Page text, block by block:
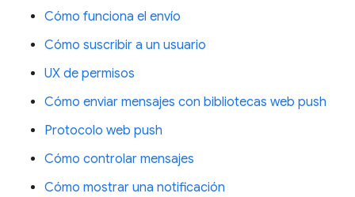
Cómo funciona el envío
Cómo suscribir a un usuario
UX de permisos
Cómo enviar mensajes con bibliotecas web push
Protocolo web push
Cómo controlar mensajes
Cómo mostrar una notificación